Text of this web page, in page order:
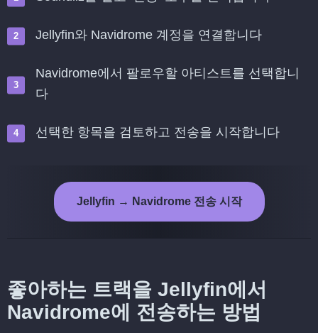
Jellyfin와 Navidrome 계정을 연결합니다
Navidrome에서 팔로우할 아티스트를 선택합니
다
선택한 항목을 검토하고 전송을 시작합니다
Jellyfin → Navidrome 전송 시작
좋아하는 트랙을 Jellyfin에서
Navidrome에 전송하는 방법